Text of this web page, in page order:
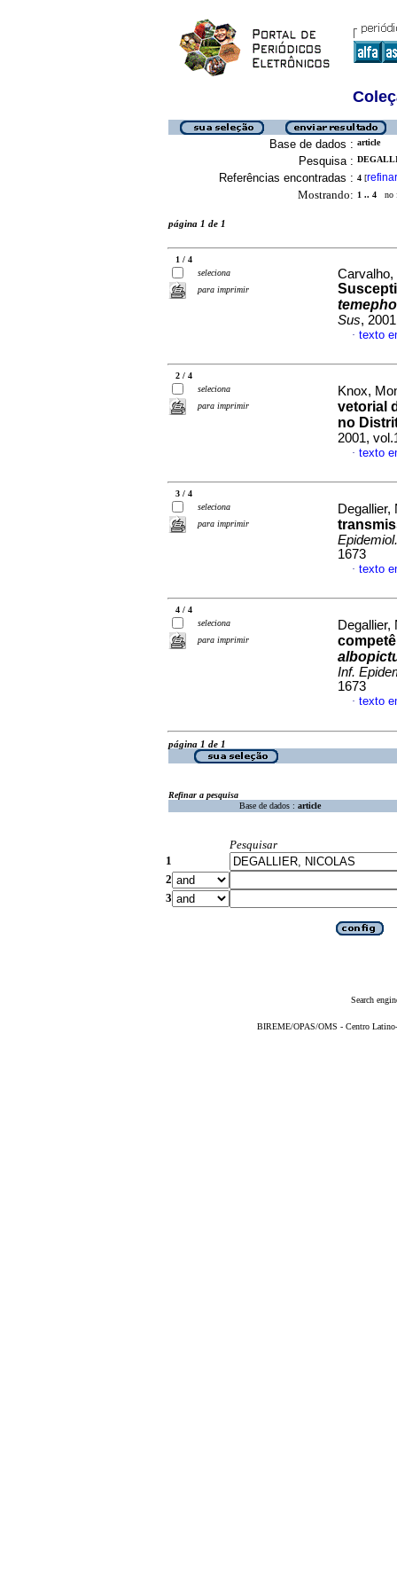
Base de dados : article
Pesquisa :
Referências encontradas : 4 [refinar
Mostrando: 1 .. 4 no
página 1 de 1
1 / 4
seleciona
para imprimir
Carvalho,
Sus,
· texto
2 / 4
seleciona
para imprimir
Knox,
vetorial
no
2001,
· texto
3 / 4
seleciona
para imprimir
1673
· texto
4 / 4
seleciona
para imprimir
Inf.
1673
· texto
página 1 de 1
Refinar a pesquisa
Base de dados : article
Pesquisar
1
2
3
Search
BIREME/OPAS/OMS - Centro Latino-